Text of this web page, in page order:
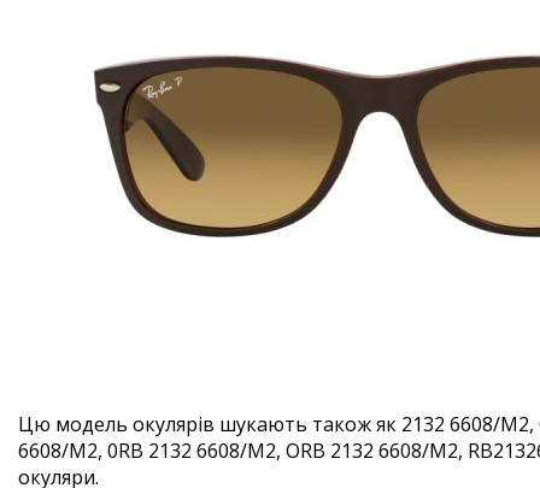
Цю модель окулярів шукають також як 2132 6608/M2,
6608/M2, 0RB 2132 6608/M2, ORB 2132 6608/M2,
окуляри.